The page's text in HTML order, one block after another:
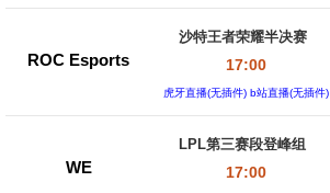
ROC Esports
沙特王者荣耀半决赛
17:00
虎牙直播(无插件) b站直播(无插件)
WE
LPL第三赛段登峰组
17:00